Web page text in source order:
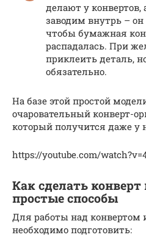
делают у
заводим внутрь –
чтобы бумажная
распадалась. При
приклеить деталь,
обязательно.
На базе этой простой
очаровательный конверт-
который получится даже у
https://youtube.com/
Как сделать
простые способы
Для работы над конвертом
необходимо подготовить: